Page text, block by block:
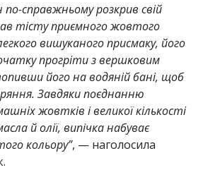
справжньому розкрив свій
тісту приємного жовтого
вишуканого присмаку, його
прогріти з вершковим
його на водяній бані, щоб
Завдяки поєднанню
жовтків і великої кількості
й олії, випічка набуває
кольору”, — наголосила